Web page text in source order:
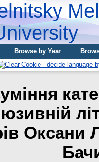
Browse by Year
Оксани